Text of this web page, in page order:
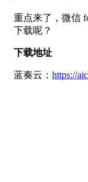
重点来了，微信
下载呢？
下载地址
蓝奏云： https://